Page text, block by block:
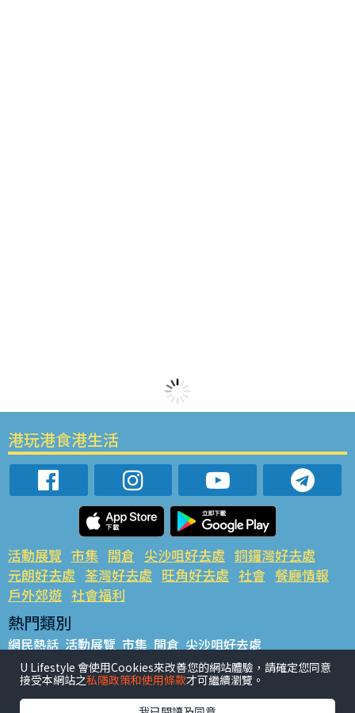
港玩港食港生活
活動展覽 市集 開倉 尖沙咀好去處 銅鑼灣好去處
元朗好去處 荃灣好去處 旺角好去處 社會 餐廳情報
戶外郊遊 社會福利
熱門類別
網民熱話 活動展覽 市集 開倉 尖沙咀好去處
銅鑼灣好去處 元朗好去處 荃灣好去處 旺角好去處 社會
餐廳情報 戶外郊遊
U Lifestyle 會使用Cookies來改善您的網站體驗，請確定您同意
接受本網站之私隱政策和使用條款才可繼續瀏覽。